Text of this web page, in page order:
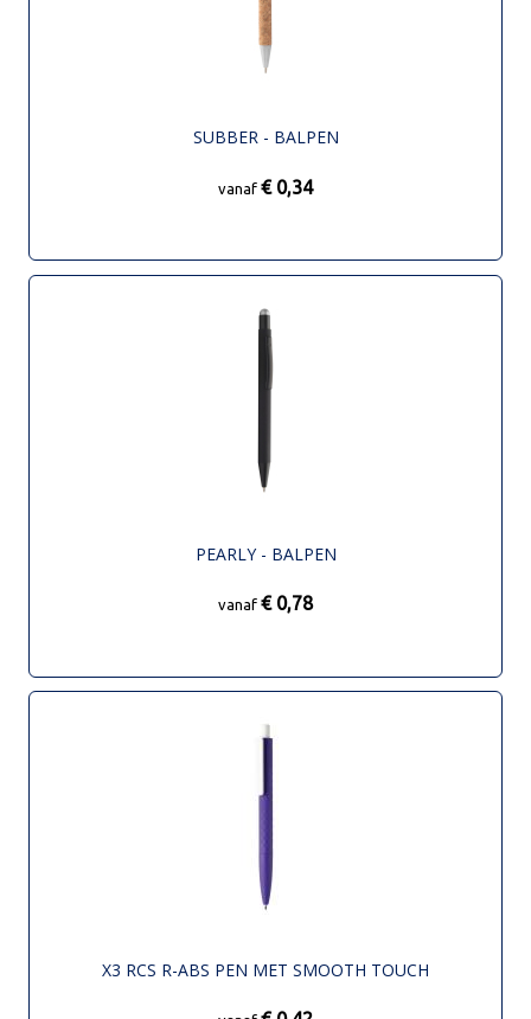
SUBBER - BALPEN
vanaf € 0,34
PEARLY - BALPEN
vanaf € 0,78
X3 RCS R-ABS PEN MET SMOOTH TOUCH